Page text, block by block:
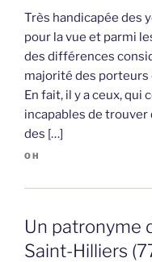
Très handicapée des
pour la vue et parmi
des différences
majorité des
En fait, il y a ceux,
incapables de trouver
des […]
OH
Un patronyme
Saint-Hilliers